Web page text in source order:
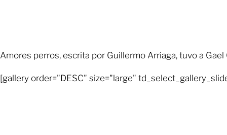
Amores perros, escrita por Guillermo Arriaga, tuvo a
[gallery order="DESC" size="large"